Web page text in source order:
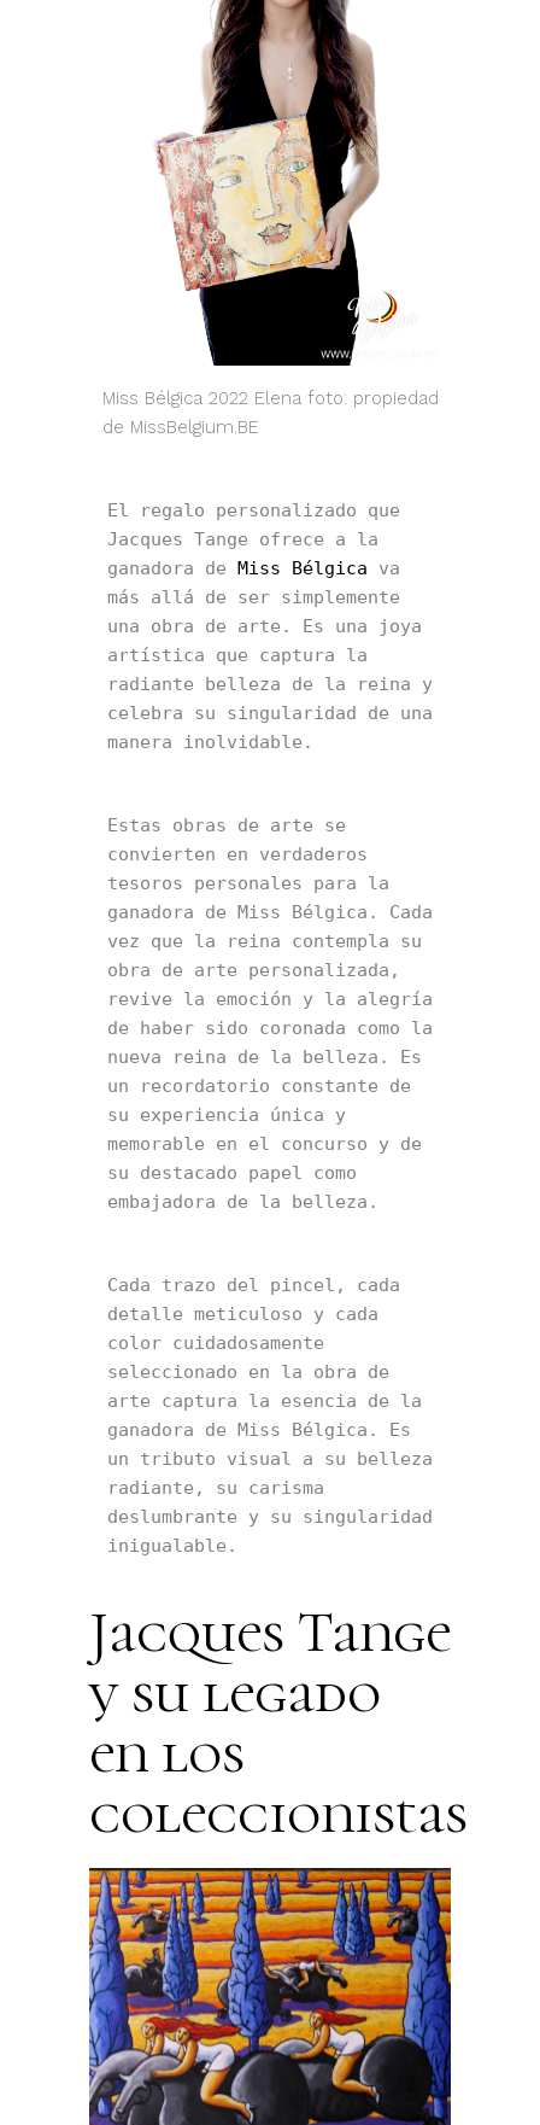
Miss Bélgica 2022 Elena foto: propiedad
de MissBelgium.BE
El regalo personalizado que
Jacques Tange ofrece a la
ganadora de Miss Bélgica va
más allá de ser simplemente
una obra de arte. Es una joya
artística que captura la
radiante belleza de la reina y
celebra su singularidad de una
manera inolvidable.
Estas obras de arte se
convierten en verdaderos
tesoros personales para la
ganadora de Miss Bélgica. Cada
vez que la reina contempla su
obra de arte personalizada,
revive la emoción y la alegría
de haber sido coronada como la
nueva reina de la belleza. Es
un recordatorio constante de
su experiencia única y
memorable en el concurso y de
su destacado papel como
embajadora de la belleza.
Cada trazo del pincel, cada
detalle meticuloso y cada
color cuidadosamente
seleccionado en la obra de
arte captura la esencia de la
ganadora de Miss Bélgica. Es
un tributo visual a su belleza
radiante, su carisma
deslumbrante y su singularidad
inigualable.
Jacques Tange
y su legado
en los
coleccionistas